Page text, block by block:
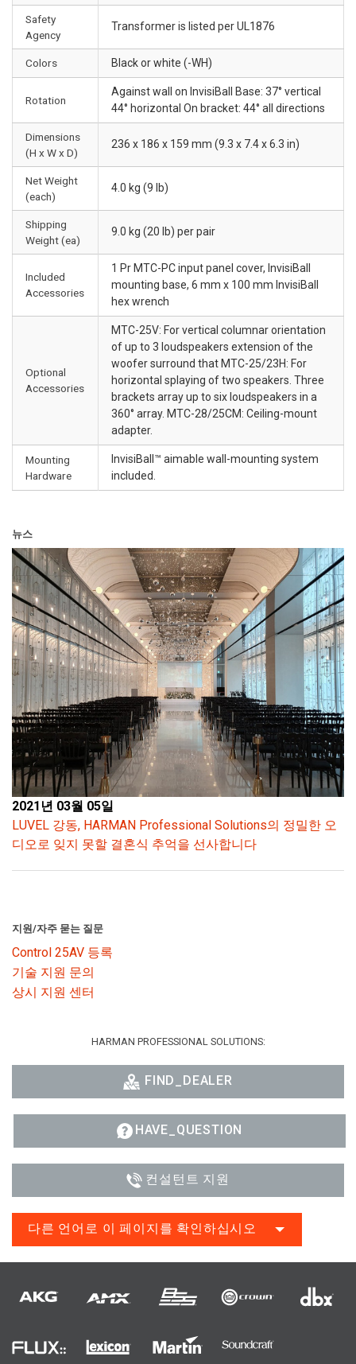
Safety
Agency
Transformer is listed per UL1876
Colors Black or white (-WH)
Rotation
Against wall on InvisiBall Base: 37° vertical
44° horizontal On bracket: 44° all directions
Dimensions
(H x W x D)
236 x 186 x 159 mm (9.3 x 7.4 x 6.3 in)
Net Weight
(each)
4.0 kg (9 lb)
Shipping
Weight (ea)
9.0 kg (20 lb) per pair
Included
Accessories
1 Pr MTC-PC input panel cover, InvisiBall
mounting base, 6 mm x 100 mm InvisiBall
hex wrench
Optional
Accessories
MTC-25V: For vertical columnar orientation
of up to 3 loudspeakers extension of the
woofer surround that MTC-25/23H: For
horizontal splaying of two speakers. Three
brackets array up to six loudspeakers in a
360° array. MTC-28/25CM: Ceiling-mount
adapter.
Mounting
Hardware
InvisiBall™ aimable wall-mounting system
included.
뉴스
2021년 03월 05일
LUVEL 강동, HARMAN Professional Solutions의 정밀한 오
디오로 잊지 못할 결혼식 추억을 선사합니다
지원/자주 묻는 질문
Control 25AV 등록
기술 지원 문의
상시 지원 센터
HARMAN PROFESSIONAL SOLUTIONS:
FIND_DEALER
HAVE_QUESTION
컨설턴트 지원
다른 언어로 이 페이지를 확인하십시오